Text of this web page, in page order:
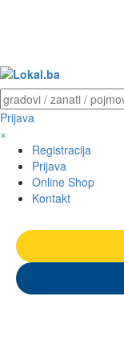
Prijava
×
Registracija
Prijava
Online Shop
Kontakt